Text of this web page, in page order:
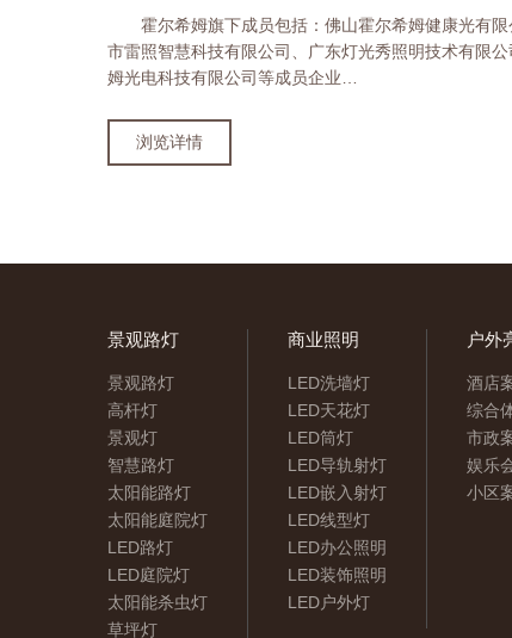
霍尔希姆旗下成员包括：佛山霍尔希姆健康光有
市雷照智慧科技有限公司、广东灯光秀照明技术有限
姆光电科技有限公司等成员企业…
浏览详情
景观路灯
景观路灯
高杆灯
景观灯
智慧路灯
太阳能路灯
太阳能庭院灯
LED路灯
LED庭院灯
太阳能杀虫灯
草坪灯
商业照明
LED洗墙灯
LED天花灯
LED筒灯
LED导轨射灯
LED嵌入射灯
LED线型灯
LED办公照明
LED装饰照明
LED户外灯
户外
酒店
综合
市政
娱乐
小区